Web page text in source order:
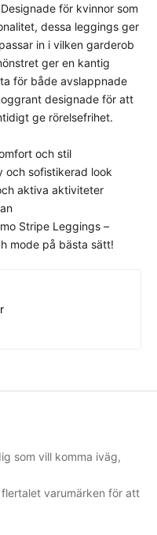
passform som
att sitta för
storlekför
för kvinnor som
dessa leggings ger
in i vilken garderob
ger en kantig
för både avslappnade
designade för att
ge rörelsefrihet.
och stil
och sofistikerad look
aktiva aktiviteter
Stripe Leggings –
mode på bästa sätt!
som vill komma iväg,
varumärken för att